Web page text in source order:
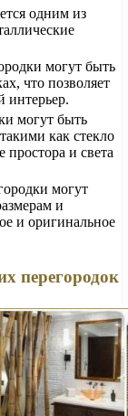
одним из
могут быть
что позволяет
интерьер.
могут быть
как стекло
и света
могут
и
и оригинальное
перегородок